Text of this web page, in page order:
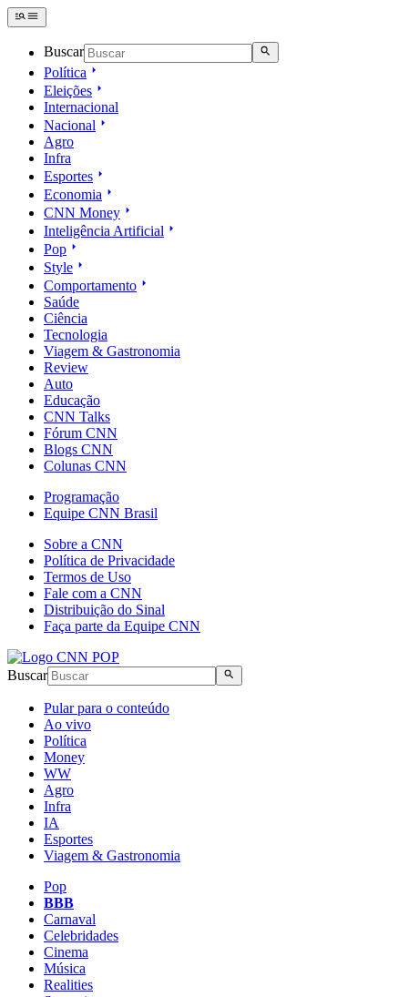
Buscar
Política
Eleições
Internacional
Nacional
Agro
Infra
Esportes
Economia
CNN Money
Inteligência Artificial
Pop
Style
Comportamento
Saúde
Ciência
Tecnologia
Viagem & Gastronomia
Review
Auto
Educação
CNN Talks
Fórum CNN
Blogs CNN
Colunas CNN
Programação
Equipe CNN Brasil
Sobre a CNN
Política de Privacidade
Termos de Uso
Fale com a CNN
Distribuição do Sinal
Faça parte da Equipe CNN
Buscar
Pular para o conteúdo
Ao vivo
Política
Money
WW
Agro
Infra
IA
Esportes
Viagem & Gastronomia
Pop
BBB
Carnaval
Celebridades
Cinema
Música
Realities